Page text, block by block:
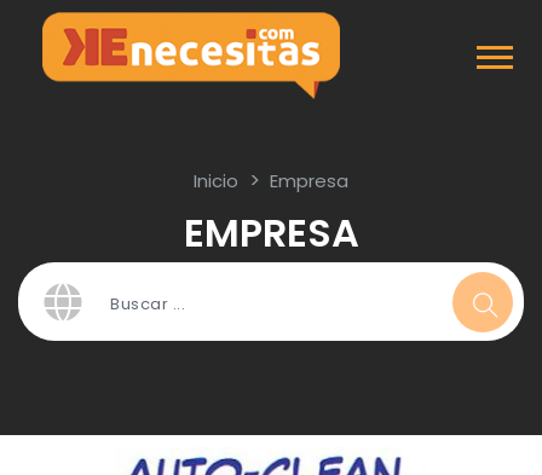
Inicio Empresa
EMPRESA